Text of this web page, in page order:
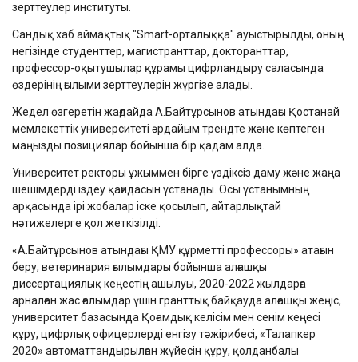
зерттеулер институты.
Сандық хаб аймақтық "Smart-орталыққа" ауыстырылды, оның
негізінде студенттер, магистранттар, докторанттар,
профессор-оқытушылар құрамы цифрландыру саласында
өздерінің ғылыми зерттеулерін жүргізе алады.
Жедел өзгеретін жағдайда А.Байтұрсынов атындағы Қостанай
мемлекеттік университеті әрдайым трендте және көптеген
маңызды позициялар бойынша бір қадам алда.
Университет ректоры ұжыммен бірге үздіксіз даму және жаңа
шешімдерді іздеу қағидасын ұстанады. Осы ұстанымның
арқасында ірі жобалар іске қосылып, айтарлықтай
нәтижелерге қол жеткізілді.
«А.Байтұрсынов атындағы ҚМУ құрметті профессоры» атағын
беру, ветеринария ғылымдары бойынша алғашқы
диссертациялық кеңестің ашылуы, 2020-2022 жылдарға
арналған жас ғалымдар үшін гранттық байқауда алғашқы жеңіс,
университет базасында Қоғамдық келісім мен сенім кеңесі
құру, цифрлық офицерлерді енгізу тәжірибесі, «Талапкер
2020» автоматтандырылған жүйесін құру, қолданбалы